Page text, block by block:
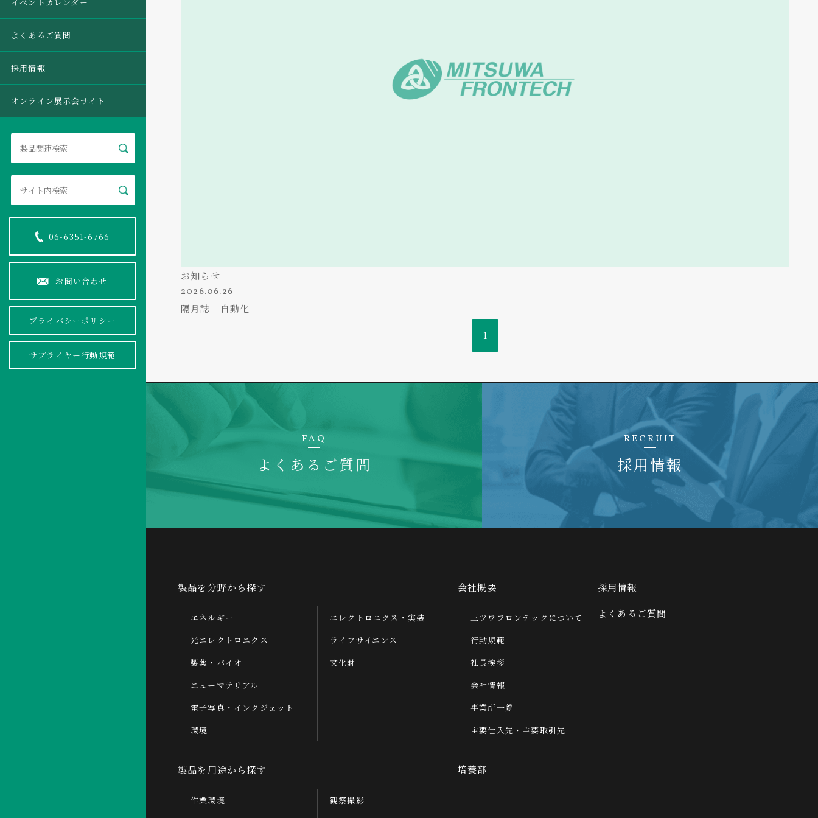
よくあるご質問
採用情報
オンライン展示会サイト
06-6351-6766
お問い合わせ
プライバシーポリシー
サプライヤー行動規範
お知らせ
2026.06.26
隔月誌 自動化
1
FAQ
よくあるご質問
RECRUIT
採用情報
製品を分野から探す
エネルギー
光エレクトロニクス
製薬・バイオ
ニューマテリアル
電子写真・インクジェット
環境
エレクトロニクス・実装
ライフサイエンス
文化財
製品を用途から探す
作業環境
観察撮影
会社概要
三ツワフロンテックについて
行動規範
社長挨拶
会社情報
事業所一覧
主要仕入先・主要取引先
培養部
採用情報
よくあるご質問